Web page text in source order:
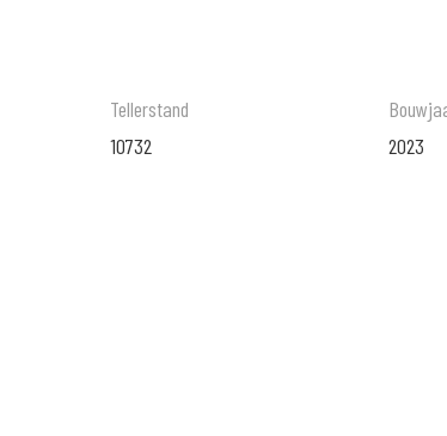
Tellerstand
10732
2023